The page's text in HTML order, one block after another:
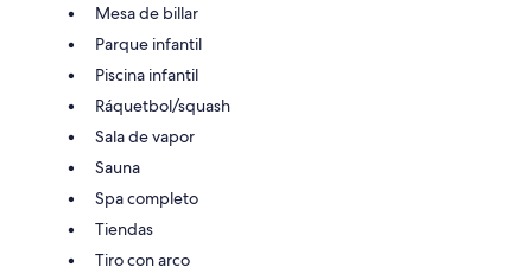
Mesa de billar
Parque infantil
Piscina infantil
Ráquetbol/squash
Sala de vapor
Sauna
Spa completo
Tiendas
Tiro con arco